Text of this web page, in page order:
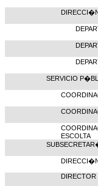
SERVICIO
ESCOLTA
DIRECTOR